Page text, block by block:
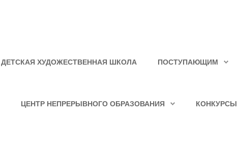
ДЕТСКАЯ ХУДОЖЕСТВЕННАЯ ШКОЛА ПОСТУПАЮЩИМ
ЦЕНТР НЕПРЕРЫВНОГО ОБРАЗОВАНИЯ КОНКУРСЫ